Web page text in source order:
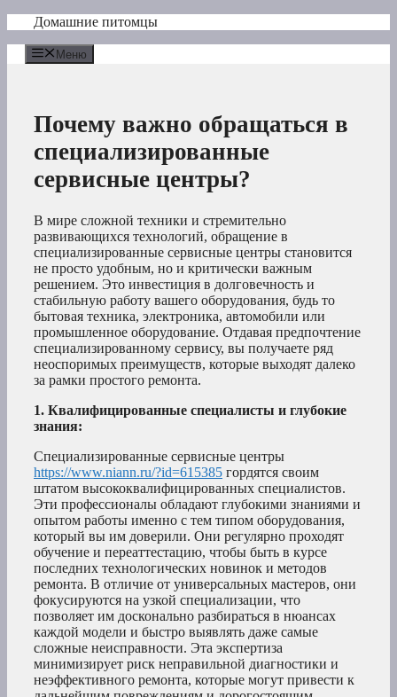
Перейти
содержимому
Домашние питомцы
Меню
Почему важно обращаться в
специализированные
сервисные центры?
В мире сложной техники и стремительно
развивающихся технологий, обращение в
специализированные сервисные центры становится
не просто удобным, но и критически важным
решением. Это инвестиция в долговечность и
стабильную работу вашего оборудования, будь то
бытовая техника, электроника, автомобили или
промышленное оборудование. Отдавая предпочтение
специализированному сервису, вы получаете ряд
неоспоримых преимуществ, которые выходят далеко
за рамки простого ремонта.
1. Квалифицированные специалисты и глубокие
знания:
Специализированные сервисные центры
https://www.niann.ru/?id=615385 гордятся своим
штатом высококвалифицированных специалистов.
Эти профессионалы обладают глубокими знаниями и
опытом работы именно с тем типом оборудования,
который вы им доверили. Они регулярно проходят
обучение и переаттестацию, чтобы быть в курсе
последних технологических новинок и методов
ремонта. В отличие от универсальных мастеров, они
фокусируются на узкой специализации, что
позволяет им досконально разбираться в нюансах
каждой модели и быстро выявлять даже самые
сложные неисправности. Эта экспертиза
минимизирует риск неправильной диагностики и
неэффективного ремонта, которые могут привести к